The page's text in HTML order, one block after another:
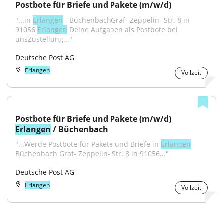
Postbote für Briefe und Pakete (m/w/d)
"...in Erlangen - BüchenbachGraf- Zeppelin- Str. 8 in
91056 Erlangen Deine Aufgaben als Postbote bei
unsZustellung..."
Deutsche Post AG
Erlangen Vollzeit
Erlangen / Büchenbach
"...Werde Postbote für Pakete und Briefe in Erlangen -
Büchenbach Graf- Zeppelin- Str. 8 in 91056..."
Deutsche Post AG
Erlangen Vollzeit